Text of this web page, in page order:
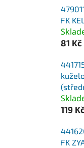
FK
81 Kč
119 Kč
FK